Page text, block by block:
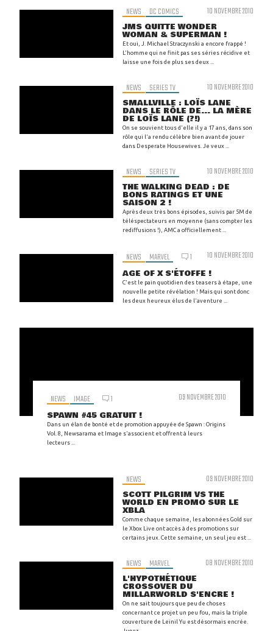
NEWS DC COMICS 10 NOVEMBRE 2010
JMS QUITTE WONDER
WOMAN & SUPERMAN !
Et oui, J. Michael Straczynski a encore frappé !
L'homme qui ne finit pas ses séries récidive et
laisse une fois de plus ses deux ...
NEWS SERIES TV 10 NOVEMBRE 2010
SMALLVILLE : LOÏS LANE
DANS LE RÔLE DE... LA MÈRE
DE LOÏS LANE (?!)
On se souvient tous d'elle il y a 17 ans, dans son
rôle qui l'a rendu célèbre bien avant de jouer
dans Desperate Housewives. Je veux ...
NEWS SERIES TV 10 NOVEMBRE 2010
THE WALKING DEAD : DE
BONS RATINGS ET UNE
SAISON 2 !
Après deux très bons épisodes, suivis par 5M de
téléspectateurs en moyenne (sans compter les
rediffusions !), AMC a officiellement ...
NEWS MARVEL 1 10 NOVEMBRE 2010
AGE OF X S'ÉTOFFE !
C'est le pain quotidien des teasers à étape, une
nouvelle petite révélation ! Mais qui sont donc
les deux heureux élus de l'aventure ...
NEWS IMAGE 1 09 NOVEMBRE 2010
SPAWN #45 GRATUIT !
Dans un élan de bonté et de promotion appuyée de Spawn : Origins
Vol. 8, Newsarama et Image s'associent et offrent à leurs
lecteurs ...
NEWS 09 NOVEMBRE 2010
SCOTT PILGRIM VS THE
WORLD EN PROMO SUR LE
XBLA
Comme chaque semaine, les abonnées Gold sur
le Xbox Live ont accès à des promotions sur
certains jeux. Cette semaine, un seul jeu est ...
NEWS MARVEL 08 NOVEMBRE 2010
L'HYPOTHÉTIQUE
CROSSOVER DU
MILLARWORLD S'ENCRE !
On ne sait toujours que peu de choses
concernant ce projet un peu fou, mais la triple
couverture de Leinil Yu est désormais encrée.